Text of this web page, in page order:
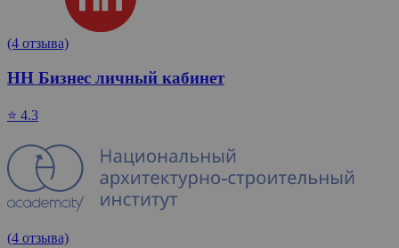
(4 отзыва)
HH Бизнес личный кабинет
⭐ 4.3
(4 отзыва)